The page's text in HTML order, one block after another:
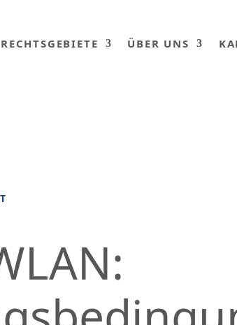
RECHTSGEBIETE ÜBER UNS